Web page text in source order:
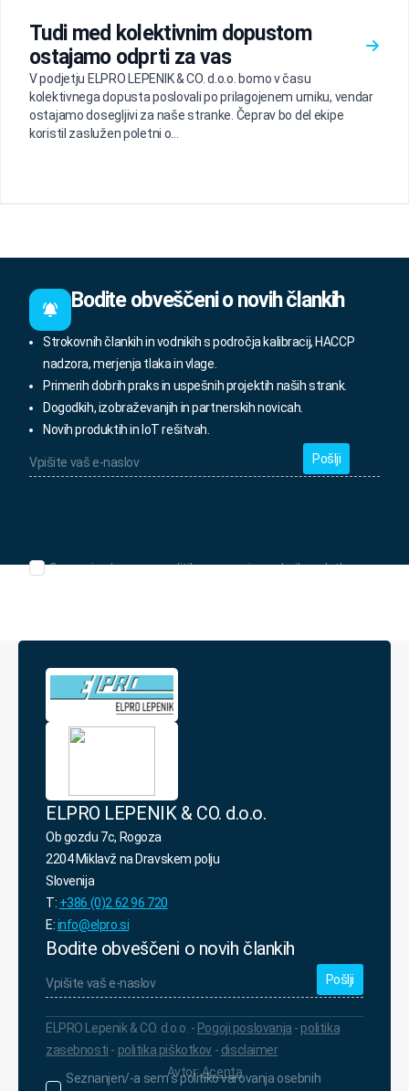
Tudi med kolektivnim dopustom
ostajamo odprti za vas
V podjetju ELPRO LEPENIK & CO. d.o.o. bomo v času
kolektivnega dopusta poslovali po prilagojenem urniku, vendar
ostajamo dosegljivi za naše stranke. Čeprav bo del ekipe
koristil zaslužen poletni o...
Bodite obveščeni o novih člankih
Strokovnih člankih in vodnikih s področja kalibracij, HACCP
nadzora, merjenja tlaka in vlage.
Primerih dobrih praks in uspešnih projektih naših strank.
Dogodkih, izobraževanjih in partnerskih novicah.
Novih produktih in IoT rešitvah.
vaš
e-
Seznanjen/-
politiko
varovanja
osebnih
Seznanjen/-a sem s politiko varovanja osebnih podatkov.
ELPRO LEPENIK & CO. d.o.o.
Ob gozdu 7c, Rogoza
2204 Miklavž na Dravskem polju
Slovenija
T: +386 (0)2 62 96 720
E:info@elpro.si
Bodite obveščeni o novih člankih
vaš
e-
*
Seznanjen/-
Seznanjen/-a sem s politiko varovanja osebnih
ELPRO Lepenik & CO. d.o.o. - Pogoji poslovanja - politika
zasebnosti - politika piškotkov - disclaimer
Avtor:Acenta